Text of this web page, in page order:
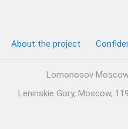
About the project
Lomonosov
Leninskie Gory, Moscow,